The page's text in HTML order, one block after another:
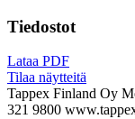
Tiedostot
Lataa PDF
Tilaa näytteitä
Tappex Finland Oy
321 9800